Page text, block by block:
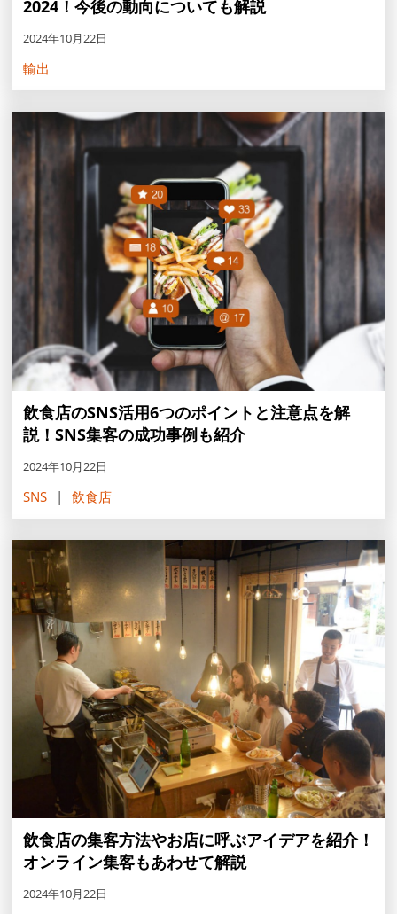
2024！今後の動向についても解説
2024年10月22日
輸出
飲食店のSNS活用6つのポイントと注意点を解
説！SNS集客の成功事例も紹介
2024年10月22日
SNS 飲食店
飲食店の集客方法やお店に呼ぶアイデアを紹介！
オンライン集客もあわせて解説
2024年10月22日